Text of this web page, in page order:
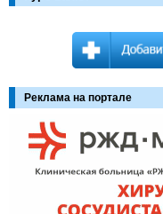
Реклама на портале